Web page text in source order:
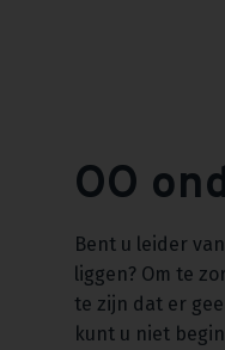
OO
Bent u leider
liggen? Om te
te zijn dat er
kunt u niet